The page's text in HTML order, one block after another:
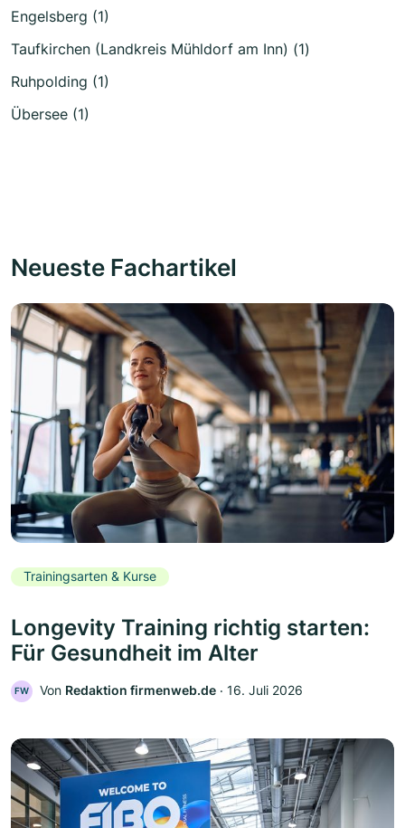
Engelsberg (1)
Taufkirchen (Landkreis Mühldorf am Inn) (1)
Ruhpolding (1)
Übersee (1)
Neueste Fachartikel
Trainingsarten & Kurse
Longevity Training richtig starten:
Für Gesundheit im Alter
FW Von Redaktion firmenweb.de ‧ 16. Juli 2026